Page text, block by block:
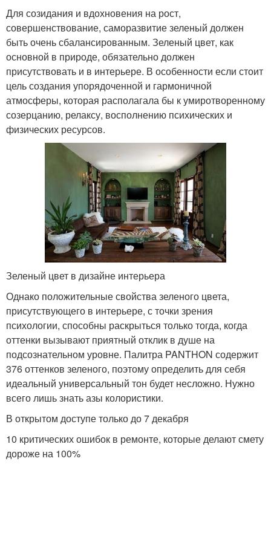
Для созидания и вдохновения на рост,
совершенствование, саморазвитие зеленый должен
быть очень сбалансированным. Зеленый цвет, как
основной в природе, обязательно должен
присутствовать и в интерьере. В особенности если стоит
цель создания упорядоченной и гармоничной
атмосферы, которая располагала бы к умиротворенному
созерцанию, релаксу, восполнению психических и
физических ресурсов.
Зеленый цвет в дизайне интерьера
Однако положительные свойства зеленого цвета,
присутствующего в интерьере, с точки зрения
психологии, способны раскрыться только тогда, когда
оттенки вызывают приятный отклик в душе на
подсознательном уровне. Палитра PANTHON содержит
376 оттенков зеленого, поэтому определить для себя
идеальный универсальный тон будет несложно. Нужно
всего лишь знать азы колористики.
В открытом доступе только до 7 декабря
10 критических ошибок в ремонте, которые делают смету
дороже на 100%